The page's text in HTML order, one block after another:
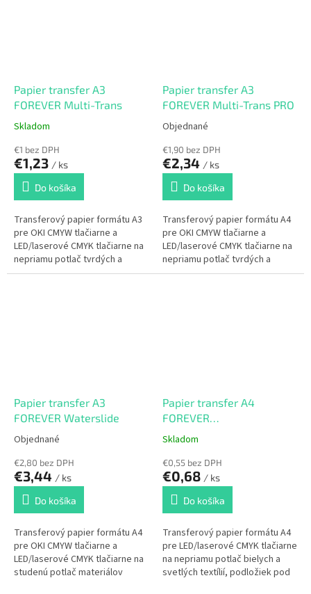
Papier transfer A3
FOREVER Multi-Trans
Skladom
€1 bez DPH
€1,23 / ks
Do košíka
Transferový papier formátu A3
pre OKI CMYW tlačiarne a
LED/laserové CMYK tlačiarne na
nepriamu potlač tvrdých a
hladkých materiálov.
Papier transfer A3
FOREVER Multi-Trans PRO
Objednané
€1,90 bez DPH
€2,34 / ks
Do košíka
Transferový papier formátu A4
pre OKI CMYW tlačiarne a
LED/laserové CMYK tlačiarne na
nepriamu potlač tvrdých a
drsných materiálov.
Papier transfer A3
FOREVER Waterslide
Objednané
€2,80 bez DPH
€3,44 / ks
Do košíka
Transferový papier formátu A4
pre OKI CMYW tlačiarne a
LED/laserové CMYK tlačiarne na
studenú potlač materiálov
Papier transfer A4
FOREVER
Classic+Universal
Skladom
€0,55 bez DPH
€0,68 / ks
Do košíka
Transferový papier formátu A4
pre LED/laserové CMYK tlačiarne
na nepriamu potlač bielych a
svetlých textílií, podložiek pod